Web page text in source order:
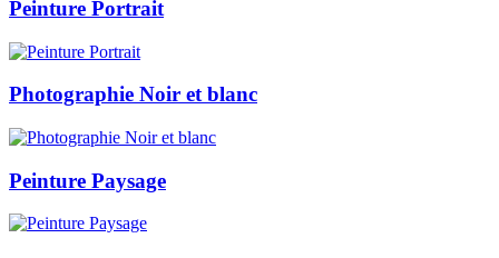
Peinture Portrait
Photographie Noir et blanc
Peinture Paysage